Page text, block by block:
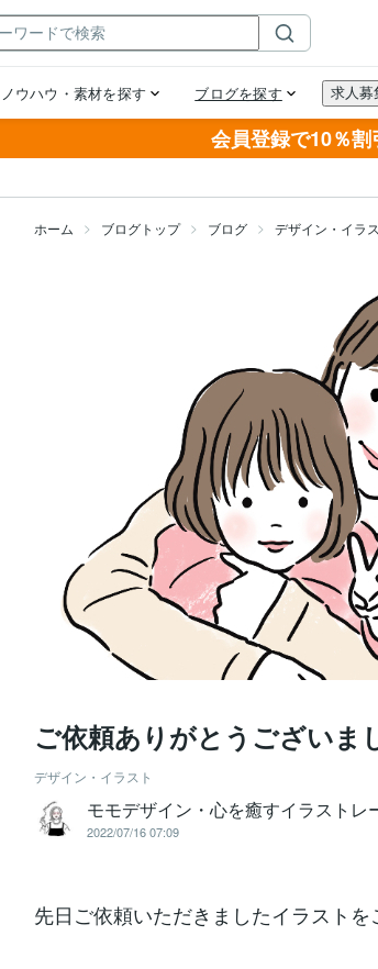
会員登録で10％割
ホーム ブログトップ ブログ デザイン・イラ
ご依頼ありがとうございま
デザイン・イラスト
モモデザイン・心を癒すイラストレ
2022/07/16 07:09
先日ご依頼いただきましたイラストを